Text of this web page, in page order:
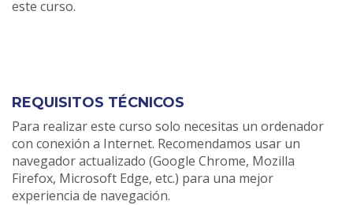
este curso.
REQUISITOS TÉCNICOS
Para realizar este curso solo necesitas un ordenador
con conexión a Internet. Recomendamos usar un
navegador actualizado (Google Chrome, Mozilla
Firefox, Microsoft Edge, etc.) para una mejor
experiencia de navegación.